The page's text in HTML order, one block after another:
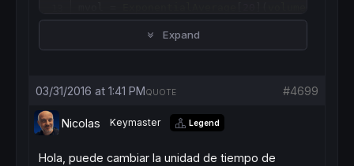
[i] < 0
c3 = mvol[i] > 100000
SCREENER[c1 AND c2 AND c3] (dif
Expand
03/31/2016 at 1:41 PM #4699
QUOTE
Nicolas Keymaster Legend
Hola, puede cambiar la unidad de tiempo de